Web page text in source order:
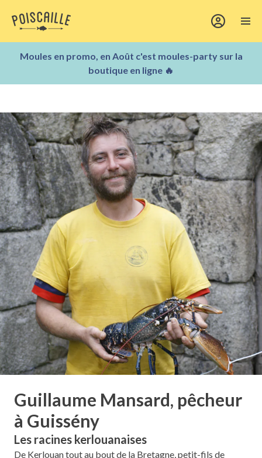
Moules en promo, en Août c'est moules-party sur la
boutique en ligne 🔥
Guillaume Mansard, pêcheur
à Guissény
Les racines kerlouanaises
De Kerlouan tout au bout de la Bretagne, petit-fils de